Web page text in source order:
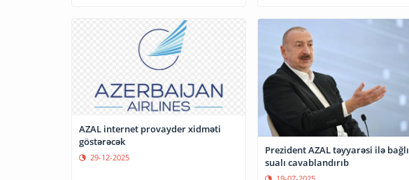
AZAL internet provayder xidməti
göstərəcək
29-12-2025
Prezident AZAL təyyarəsi ilə bağlı
sualı cavablandırıb